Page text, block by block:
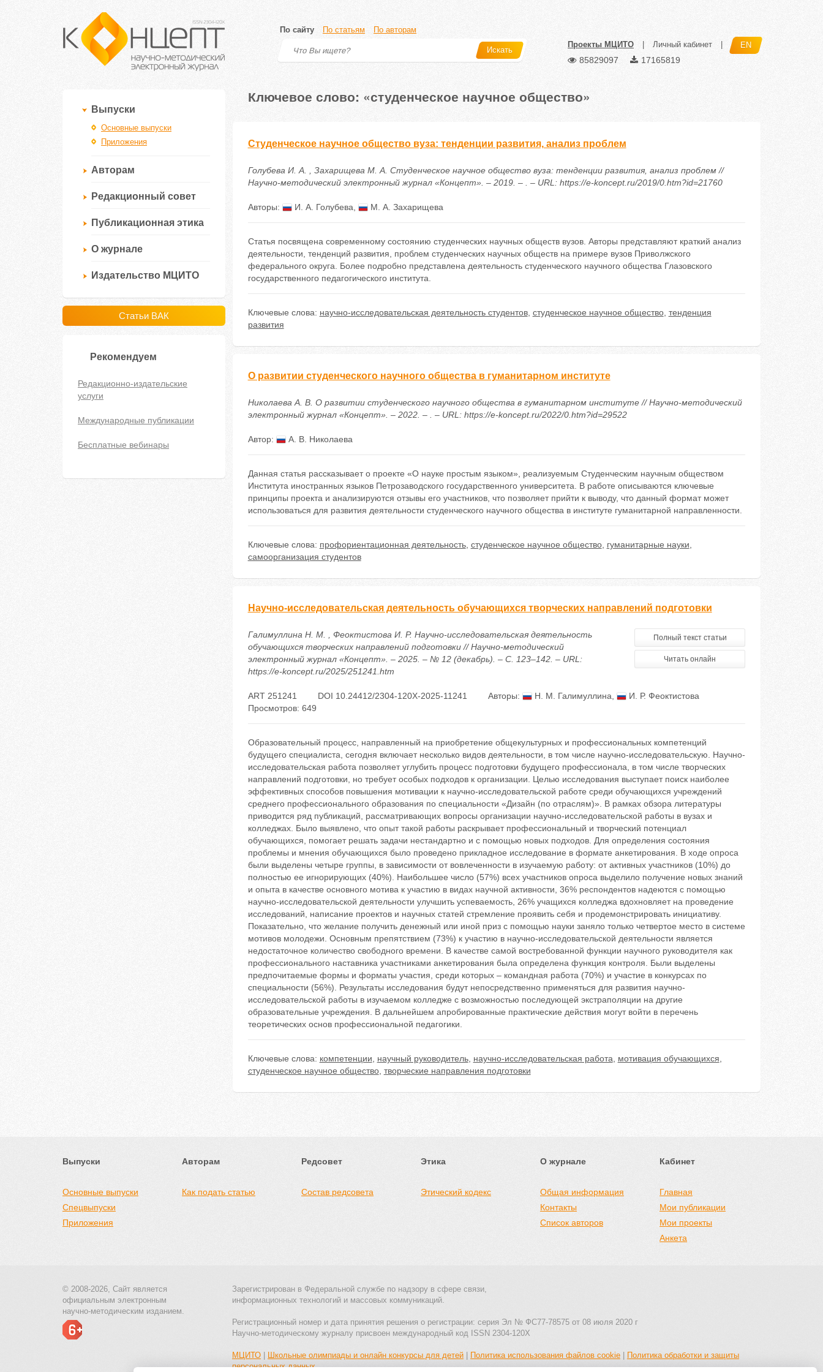
По сайту По статьям По авторам
Искать
Проекты МЦИТО Личный кабинет EN
85829097 17165819
Выпуски
Основные выпуски
Приложения
Авторам
Редакционный совет
Публикационная этика
О журнале
Издательство МЦИТО
Статьи ВАК
Рекомендуем
Редакционно-издательские
услуги
Международные публикации
Бесплатные вебинары
Ключевое слово: «студенческое научное общество»
Студенческое научное общество вуза: тенденции развития, анализ проблем
Голубева И. А. , Захарищева М. А. Студенческое научное общество вуза: тенденции развития, анализ проблем //
Научно-методический электронный журнал «Концепт». – 2019. – . – URL: https://e-koncept.ru/2019/0.htm?id=21760
Авторы: И. А. Голубева М. А. Захарищева
Статья посвящена современному состоянию студенческих научных обществ вузов. Авторы представляют краткий анализ
деятельности, тенденций развития, проблем студенческих научных обществ на примере вузов Приволжского
федерального округа. Более подробно представлена деятельность студенческого научного общества Глазовского
государственного педагогического института.
Ключевые слова: научно-исследовательская деятельность студентов, студенческое научное общество, тенденция
развития
О развитии студенческого научного общества в гуманитарном институте
Николаева А. В. О развитии студенческого научного общества в гуманитарном институте // Научно-методический
электронный журнал «Концепт». – 2022. – . – URL: https://e-koncept.ru/2022/0.htm?id=29522
Автор: А. В. Николаева
Данная статья рассказывает о проекте «О науке простым языком», реализуемым Студенческим научным обществом
Института иностранных языков Петрозаводского государственного университета. В работе описываются ключевые
принципы проекта и анализируются отзывы его участников, что позволяет прийти к выводу, что данный формат может
использоваться для развития деятельности студенческого научного общества в институте гуманитарной направленности.
Ключевые слова: профориентационная деятельность, студенческое научное общество, гуманитарные науки
самоорганизация студентов
Научно-исследовательская деятельность обучающихся творческих направлений подготовки
Галимуллина Н. М. , Феоктистова И. Р. Научно-исследовательская деятельность
обучающихся творческих направлений подготовки // Научно-методический
электронный журнал «Концепт». – 2025. – № 12 (декабрь). – С. 123–142. – URL:
https://e-koncept.ru/2025/251241.htm
Полный текст статьи
Читать онлайн
ART 251241 DOI 10.24412/2304-120X-2025-11241 Авторы: Н. М. Галимуллина
И. Р. Феоктистова
Просмотров: 649
Образовательный процесс, направленный на приобретение общекультурных и профессиональных компетенций
будущего специалиста, сегодня включает несколько видов деятельности, в том числе научно-исследовательскую. Научно-
исследовательская работа позволяет углубить процесс подготовки будущего профессионала, в том числе творческих
направлений подготовки, но требует особых подходов к организации. Целью исследования выступает поиск наиболее
эффективных способов повышения мотивации к научно-исследовательской работе среди обучающихся учреждений
среднего профессионального образования по специальности «Дизайн (по отраслям)». В рамках обзора литературы
приводится ряд публикаций, рассматривающих вопросы организации научно-исследовательской работы в вузах и
колледжах. Было выявлено, что опыт такой работы раскрывает профессиональный и творческий потенциал
обучающихся, помогает решать задачи нестандартно и с помощью новых подходов. Для определения состояния
проблемы и мнения обучающихся было проведено прикладное исследование в формате анкетирования. В ходе опроса
были выделены четыре группы, в зависимости от вовлеченности в изучаемую работу: от активных участников (10%) до
полностью ее игнорирующих (40%). Наибольшее число (57%) всех участников опроса выделило получение новых знаний
и опыта в качестве основного мотива к участию в видах научной активности, 36% респондентов надеются с помощью
научно-исследовательской деятельности улучшить успеваемость, 26% учащихся колледжа вдохновляет на проведение
исследований, написание проектов и научных статей стремление проявить себя и продемонстрировать инициативу.
Показательно, что желание получить денежный или иной приз с помощью науки заняло только четвертое место в системе
мотивов молодежи. Основным препятствием (73%) к участию в научно-исследовательской деятельности является
недостаточное количество свободного времени. В качестве самой востребованной функции научного руководителя как
профессионального наставника участниками анкетирования была определена функция контроля. Были выделены
предпочитаемые формы и форматы участия, среди которых – командная работа (70%) и участие в конкурсах по
специальности (56%). Результаты исследования будут непосредственно применяться для развития научно-
исследовательской работы в изучаемом колледже с возможностью последующей экстраполяции на другие
образовательные учреждения. В дальнейшем апробированные практические действия могут войти в перечень
теоретических основ профессиональной педагогики.
Ключевые слова: компетенции научный руководитель, научно-исследовательская работа мотивация обучающихся
студенческое научное общество, творческие направления подготовки
Выпуски
Основные выпуски
Спецвыпуски
Приложения
Авторам
Как подать статью
Редсовет
Состав редсовета
Этика
Этический кодекс
О журнале
Общая информация
Контакты
Список авторов
Кабинет
Главная
Мои публикации
Мои проекты
Анкета
© 2008-2026, Сайт является
официальным электронным
научно-методическим изданием.
Зарегистрирован в Федеральной службе по надзору в сфере связи,
информационных технологий и массовых коммуникаций.
Регистрационный номер и дата принятия решения о регистрации: серия Эл № ФС77-78575 от 08 июля 2020 г
Научно-методическому журналу присвоен международный код ISSN 2304-120X
МЦИТО Школьные олимпиады и онлайн конкурсы для детей Политика использования файлов cookie
Политика обработки и защиты
персональных данных